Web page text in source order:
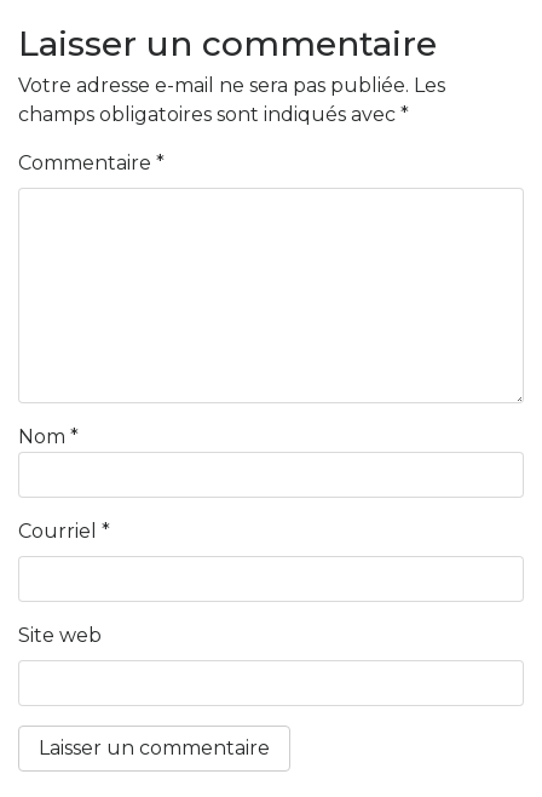
Laisser un commentaire
Votre adresse e-mail ne sera pas publiée. Les
champs obligatoires sont indiqués avec *
Commentaire *
Nom *
Courriel *
Site web